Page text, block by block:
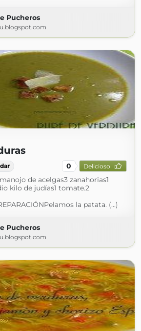
Pucheros
0 Delicioso
de acelgas3 zanahorias1
kilo de judías1 tomate.2
la patata. (...)
Pucheros